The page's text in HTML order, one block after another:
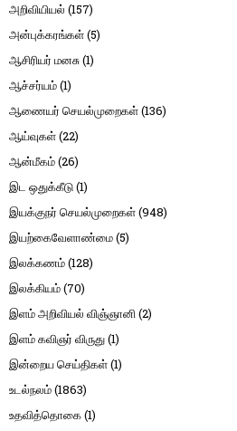
அறிவியியல் (157)
அன்புக்கரங்கள்(5)
ஆசிரியர் மனசு(1)
ஆச்சர்யம்(1)
ஆணையர் செயல்முறைகள்(136)
ஆய்வுகள்(22)
ஆன்மீகம்(26)
இட ஒதுக்கீடு(1)
இயக்குநர் செயல்முறைகள்(948)
இயற்கைவேளாண்மை(5)
இலக்கணம்(128)
இலக்கியம்(70)
இளம் அறிவியல் விஞ்ஞானி(2)
இளம் கவிஞர் விருது(1)
இன்றைய செய்திகள்(1)
உடல்நலம்(1863)
உதவித்தொகை(1)